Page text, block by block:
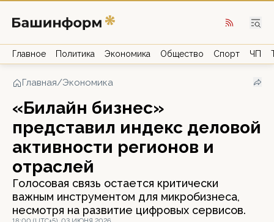
Главное Политика Экономика Общество Спорт ЧП
Главная/Экономика
«Билайн бизнес»
представил индекс деловой
активности регионов и
отраслей
Голосовая связь остается критически
важным инструментом для микробизнеса,
несмотря на развитие цифровых сервисов.